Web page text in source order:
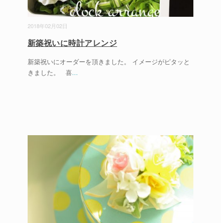
2018年02月02日
新築祝いに時計アレンジ
新築祝いにオーダーを頂きました。 イメージがピタッと
きました。 喜...